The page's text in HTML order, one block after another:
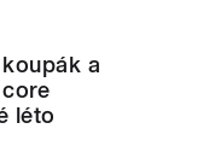
a
léto